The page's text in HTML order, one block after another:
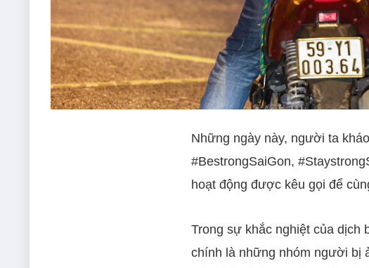
Những ngày này, người ta
#BestrongSaiGon,
hoạt động được kêu gọi để
Trong sự khắc nghiệt của
chính là những nhóm người bị